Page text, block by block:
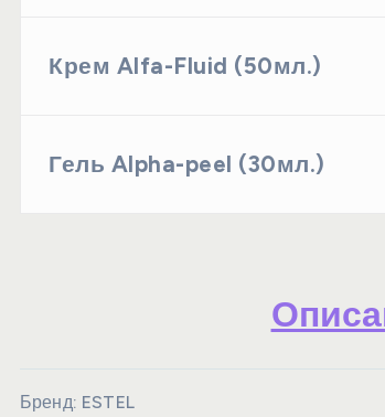
Крем Alfa-Fluid (50мл.)
Гель Alpha-peel (30мл.)
Бренд: ESTEL